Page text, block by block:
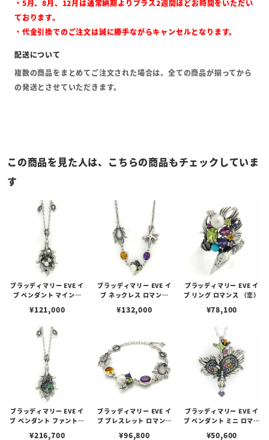
・5月、8月、12月は通常納期よりプラス2週間ほどお時間をいただい
ております。
・代金引換でのご注文は誠に勝手ながらキャンセルとなります。
複数の商品をまとめてご注文された場合は、全ての商品が揃ってから
の発送とさせていただきます。
この商品を見た人は、こちらの商品もチェックしていま
す
ブラッディマリー EVE イ
ブ ペンダント マインド
¥121,000
ブラッディマリー EVE イ
ブ ネックレス ロマンス
¥132,000
ブラッディマリー EVE イ
ブ リング ロマンス （恋）
¥78,100
ブラッディマリー EVE イ
ブ ペンダント ファントム
¥216,700
ブラッディマリー EVE イ
ブ ブレスレット ロマンス
¥96,800
ブラッディマリー EVE イ
ブ ペンダント ミニ ロマン
¥50,600